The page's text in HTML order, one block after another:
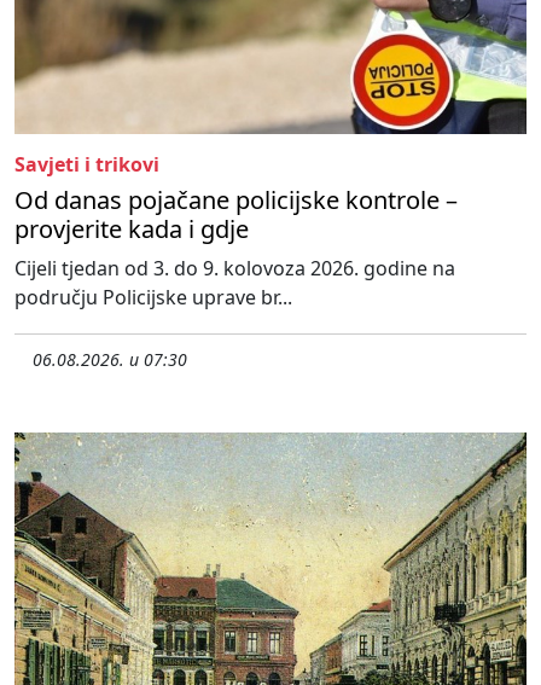
Savjeti i trikovi
Od danas pojačane policijske kontrole –
provjerite kada i gdje
Cijeli tjedan od 3. do 9. kolovoza 2026. godine na
području Policijske uprave br...
06.08.2026. u 07:30